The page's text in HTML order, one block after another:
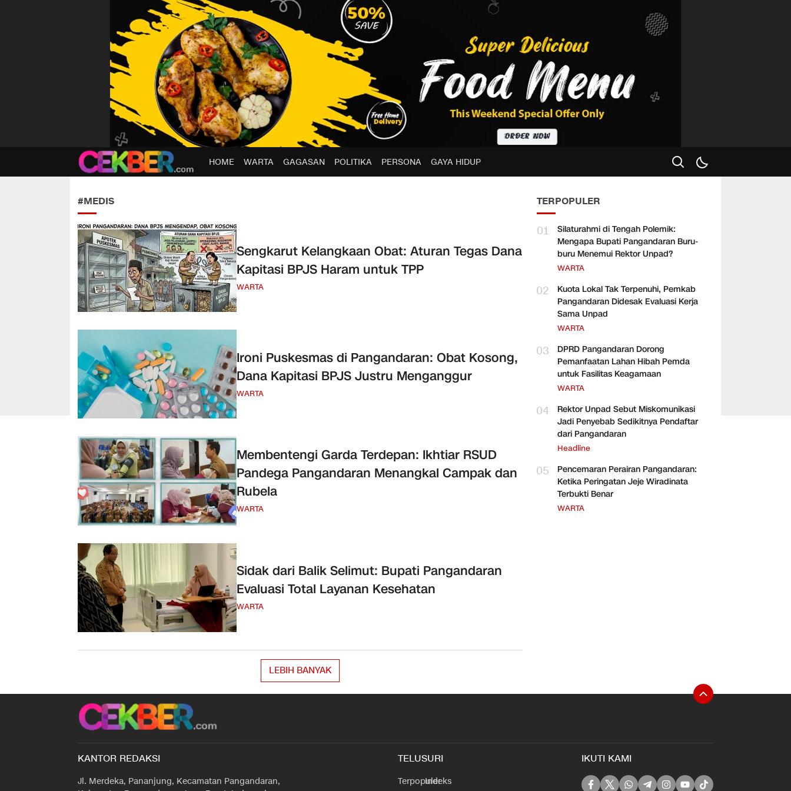
HOME WARTA GAGASAN POLITIKA PERSONA GAYA HIDUP
#MEDIS
Sengkarut Kelangkaan Obat: Aturan Tegas Dana
Kapitasi BPJS Haram untuk TPP
WARTA
Ironi Puskesmas di Pangandaran: Obat Kosong,
Dana Kapitasi BPJS Justru Menganggur
WARTA
Membentengi Garda Terdepan: Ikhtiar RSUD
Pandega Pangandaran Menangkal Campak dan
Rubela
WARTA
Sidak dari Balik Selimut: Bupati Pangandaran
Evaluasi Total Layanan Kesehatan
WARTA
LEBIH BANYAK
TERPOPULER
01
Silaturahmi di Tengah Polemik:
Mengapa Bupati Pangandaran Buru-
buru Menemui Rektor Unpad?
WARTA
02
Kuota Lokal Tak Terpenuhi, Pemkab
Pangandaran Didesak Evaluasi Kerja
Sama Unpad
WARTA
03
DPRD Pangandaran Dorong
Pemanfaatan Lahan Hibah Pemda
untuk Fasilitas Keagamaan
WARTA
04
Rektor Unpad Sebut Miskomunikasi
Jadi Penyebab Sedikitnya Pendaftar
dari Pangandaran
Headline
05
Pencemaran Perairan Pangandaran:
Ketika Peringatan Jeje Wiradinata
Terbukti Benar
WARTA
KANTOR REDAKSI
Jl. Merdeka, Pananjung, Kecamatan Pangandaran,
TELUSURI
Terpopuler
Indeks
IKUTI KAMI